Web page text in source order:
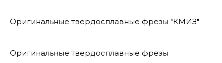
Оригинальные твердосплавные фрезы "КМИЗ"
Оригинальные твердосплавные фрезы